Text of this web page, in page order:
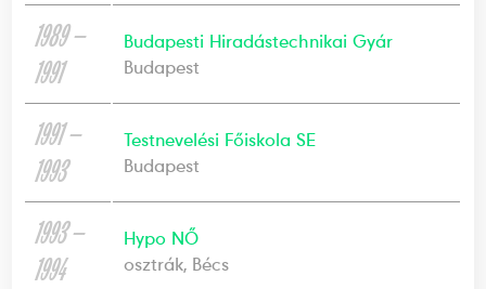
1989 —
1991
Budapesti Hiradástechnikai Gyár
Budapest
1991 —
1993
Testnevelési Főiskola SE
Budapest
1993 —
1994
Hypo NŐ
osztrák, Bécs